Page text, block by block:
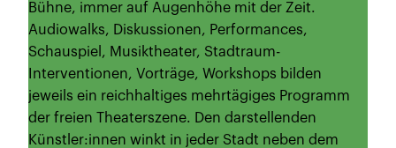
Bühne, immer auf Augenhöhe mit der Zeit.
Audiowalks, Diskussionen, Performances,
Schauspiel, Musiktheater, Stadtraum-
Interventionen, Vorträge, Workshops bilden
jeweils ein reichhaltiges mehrtägiges Programm
der freien Theaterszene. Den darstellenden
Künstler:innen winkt in jeder Stadt neben dem